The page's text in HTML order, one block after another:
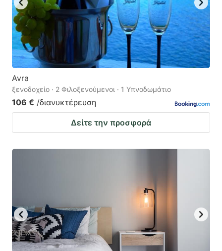
Avra
ξενοδοχείο · 2 Φιλοξενούμενοι · 1 Υπνοδωμάτιο
106 € /διανυκτέρευση
Δείτε την προσφορά